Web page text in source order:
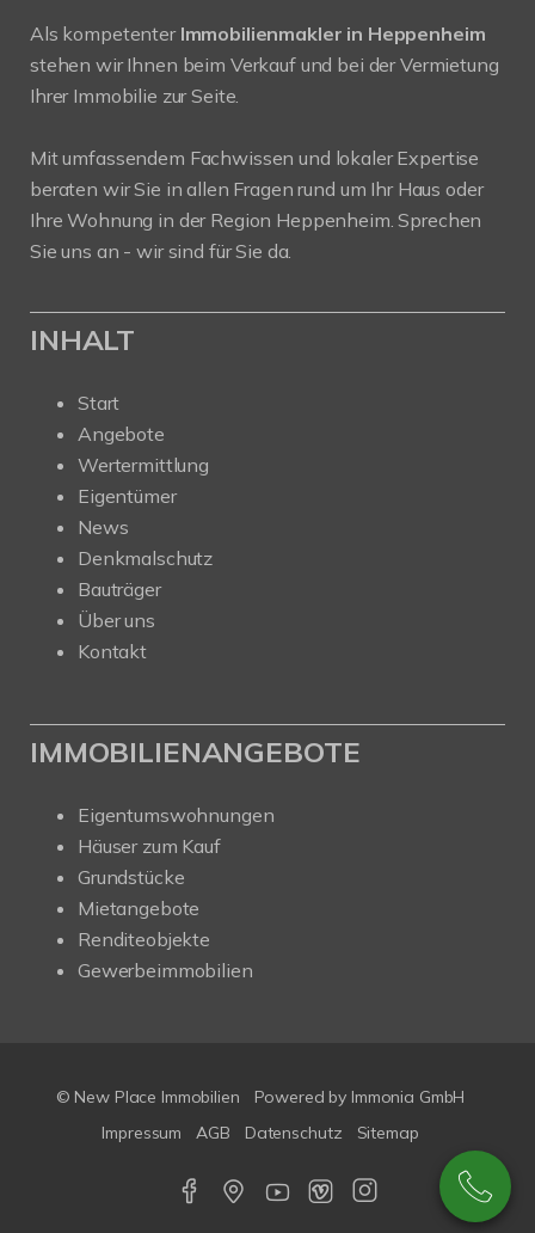
Als kompetenter Immobilienmakler in Heppenheim
stehen wir Ihnen beim Verkauf und bei der Vermietung
Ihrer Immobilie zur Seite.
Mit umfassendem Fachwissen und lokaler Expertise
beraten wir Sie in allen Fragen rund um Ihr Haus oder
Ihre Wohnung in der Region Heppenheim. Sprechen
Sie uns an - wir sind für Sie da.
INHALT
Start
Angebote
Wertermittlung
Eigentümer
News
Denkmalschutz
Bauträger
Über uns
Kontakt
IMMOBILIENANGEBOTE
Eigentumswohnungen
Häuser zum Kauf
Grundstücke
Mietangebote
Renditeobjekte
Gewerbeimmobilien
© New Place Immobilien
Powered by Immonia GmbH
Impressum
AGB Datenschutz Sitemap